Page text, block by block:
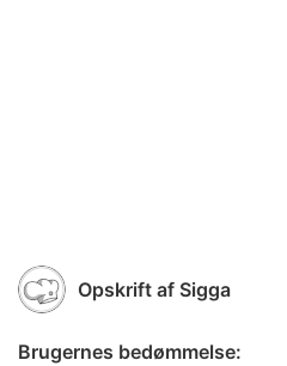
Opskrift af Sigga
Brugernes bedømmelse: